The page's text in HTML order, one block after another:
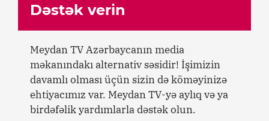
Dəstək verin
Meydan TV Azərbaycanın media
məkanındakı alternativ səsidir! İşimizin
davamlı olması üçün sizin də köməyinizə
ehtiyacımız var. Meydan TV-yə aylıq və ya
birdəfəlik yardımlarla dəstək olun.